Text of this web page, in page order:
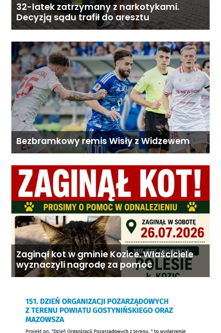
32-latek zatrzymany z narkotykami.
Decyzją sądu trafił do aresztu
Bezbramkowy remis Wisły z Widzewem
Zaginął kot w gminie Kozice. Właściciele
wyznaczyli nagrodę za pomoc